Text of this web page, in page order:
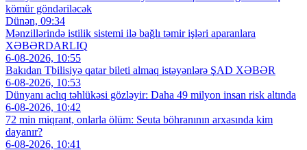
kömür göndəriləcək
Dünən, 09:34
Mənzillərində istilik sistemi ilə bağlı təmir işləri aparanlara
XƏBƏRDARLIQ
6-08-2026, 10:55
Bakıdan Tbilisiyə qatar bileti almaq istəyənlərə ŞAD XƏBƏR
6-08-2026, 10:53
Dünyanı aclıq təhlükəsi gözləyir: Daha 49 milyon insan risk altında
6-08-2026, 10:42
72 min miqrant, onlarla ölüm: Seuta böhranının arxasında kim
dayanır?
6-08-2026, 10:41